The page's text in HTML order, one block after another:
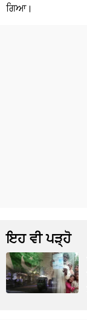
ਗਿਆ।
ਇਹ ਵੀ ਪੜ੍ਹੋ